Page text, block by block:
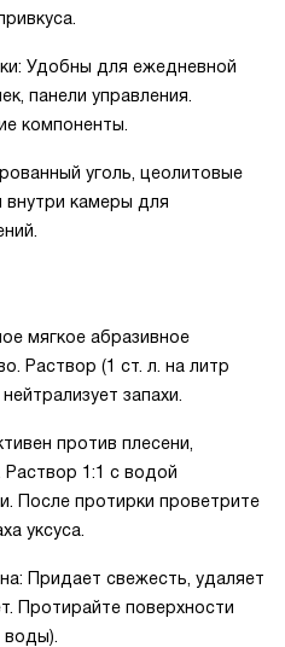
Удобны для ежедневной
панели управления.
компоненты.
уголь, цеолитовые
камеры для
мягкое абразивное
Раствор (1 ст. л. на литр
запахи.
против плесени,
Раствор 1:1 с водой
После протирки проветрите
уксуса.
Придает свежесть, удаляет
Протирайте поверхности